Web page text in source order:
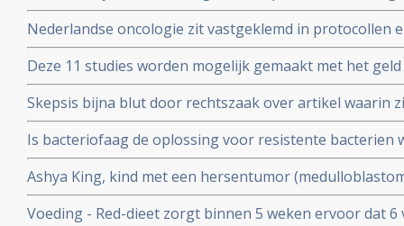
(factoren) blijken voor hartfalen en darmkanker
Nederlandse oncologie zit vastgeklemd in protocollen
bij kankerpatienten die voor second opinion naar
Deze 11 studies worden mogelijk gemaakt met het
ophaalde met zijn 11 steden zwemtocht.
Skepsis bijna blut door rechtszaak over artikel waarin
Ruggero Santilli beschuldigen van kwakzalverij en
Is bacteriofaag de oplossing voor resistente bacterien
Antoinette Hertsenberg prijst deze aanpak aan in
Ashya King, kind met een hersentumor
door suikervrij dieet en protonenbestraling ondanks
Voeding - Red-dieet zorgt binnen 5 weken ervoor dat